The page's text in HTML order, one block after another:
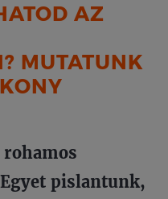
AZ
MUTATUNK
pislantunk,